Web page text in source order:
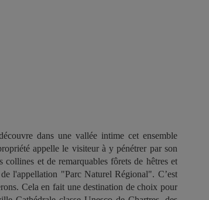
dans une vallée intime cet ensemble
appelle le visiteur à y pénétrer par son
collines et de remarquables fôrets de hêtres et
l'appellation "Parc Naturel Régional". C’est
Cela en fait une destination de choix pour